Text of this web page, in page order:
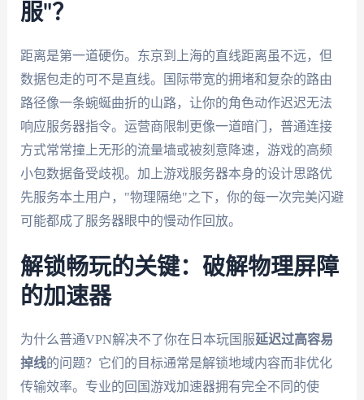
服"？
距离是第一道硬伤。东京到上海的直线距离虽不远，但
数据包走的可不是直线。国际带宽的拥堵和复杂的路由
路径像一条蜿蜒曲折的山路，让你的角色动作迟迟无法
响应服务器指令。运营商限制更像一道暗门，普通连接
方式常常撞上无形的流量墙或被刻意降速，游戏的高频
小包数据备受歧视。加上游戏服务器本身的设计思路优
先服务本土用户，"物理隔绝"之下，你的每一次完美闪避
可能都成了服务器眼中的慢动作回放。
解锁畅玩的关键：破解物理屏障
的加速器
为什么普通VPN解决不了你在日本玩国服延迟过高容易
掉线的问题？它们的目标通常是解锁地域内容而非优化
传输效率。专业的回国游戏加速器拥有完全不同的使